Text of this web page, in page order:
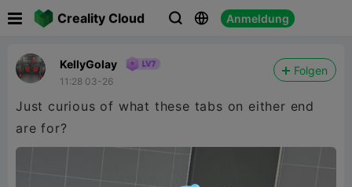
Creality Cloud   Anmeldung
KellyGolay
11:28 03-26
Folgen
Just curious of what these tabs on either end
are for?